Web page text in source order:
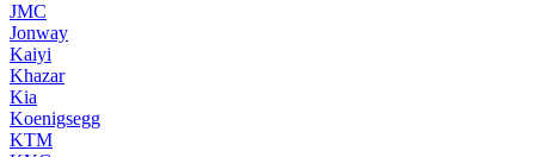
JMC
Jonway
Kaiyi
Khazar
Kia
Koenigsegg
KTM